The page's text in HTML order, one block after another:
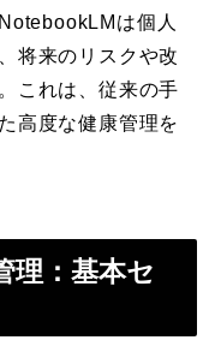
は個人
将来のリスクや改
これは、従来の手
高度な健康管理を
理：基本セ